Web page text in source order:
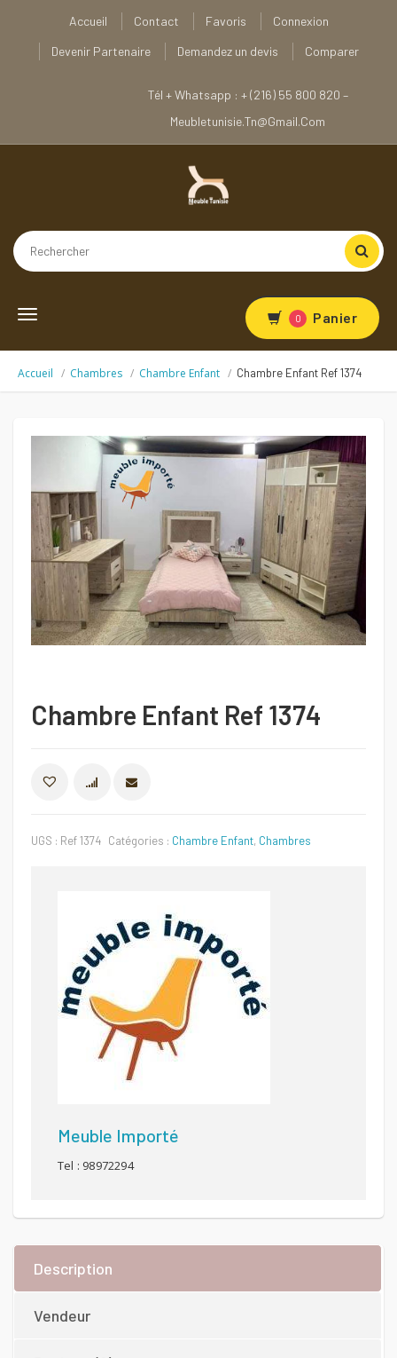
Accueil Contact Favoris
Connexion
Devenir Partenaire
Demandez un devis Comparer
Tél + Whatsapp : + (216) 55 800 820 –
Meubletunisie.tn@gmail.com
Toggle
0 Panier
Accueil Chambres Chambre Enfant Chambre Enfant Ref 1374
Chambre Enfant Ref 1374
COMPARER
UGS : Ref 1374 Catégories : Chambre Enfant, Chambres
Meuble Importé
Tel : 98972294
Description
Vendeur